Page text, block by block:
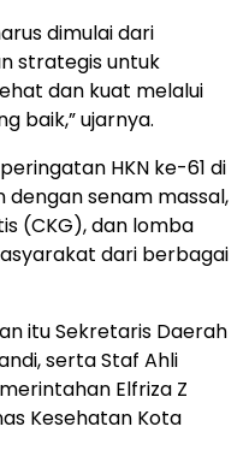
dimulai dari
strategis untuk
dan kuat melalui
baik,” ujarnya.
HKN ke-61 di
dengan senam massal,
(CKG), dan lomba
dari berbagai
itu Sekretaris Daerah
serta Staf Ahli
Elfriza Z
Kesehatan Kota